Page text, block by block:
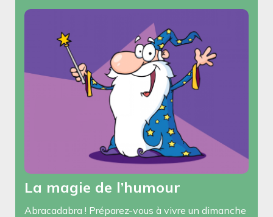
La magie de l’humour
Abracadabra ! Préparez-vous à vivre un dimanche